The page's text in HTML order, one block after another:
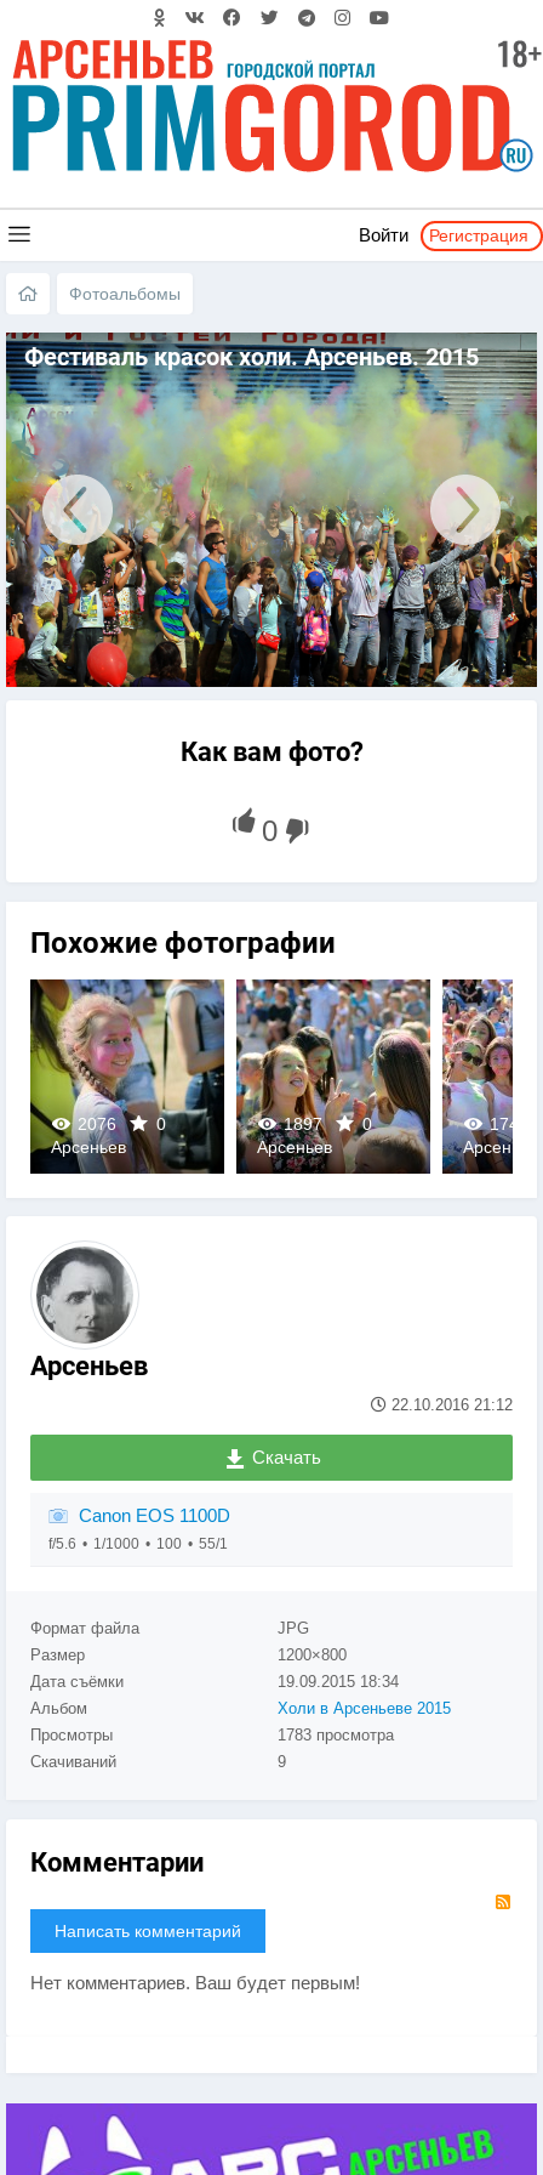
Войти Регистрация
Фотоальбомы
Фестиваль красок холи. Арсеньев. 2015
Как вам фото?
Похожие фотографии
2076
0
0
Арсеньев
1897
0
0
Арсеньев
1747
0
Арсеньев
Арсеньев
22.10.2016 21:12
Скачать
Canon EOS 1100D
f/5.6 1/1000 100 55/1
Формат файла
JPG
Размер
1200×800
Дата съёмки
19.09.2015 18:34
Альбом
Холи в Арсеньеве 2015
Просмотры
1783 просмотра
Скачиваний
9
Комментарии
Написать комментарий
Нет комментариев. Ваш будет первым!